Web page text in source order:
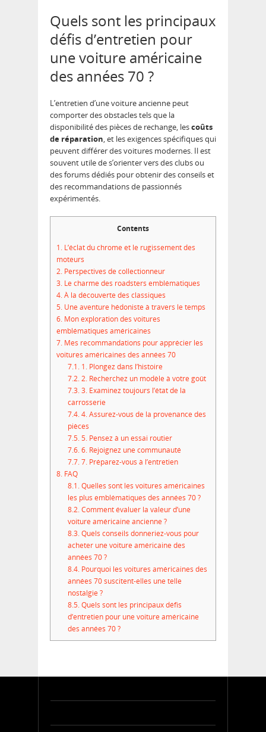
Quels sont les principaux
défis d’entretien pour
une voiture américaine
des années 70 ?
L’entretien d’une voiture ancienne peut
comporter des obstacles tels que la
disponibilité des pièces de rechange, lescoûts
de réparation, et les exigences spécifiques qui
peuvent différer des voitures modernes. Il est
souvent utile de s’orienter vers des clubs ou
des forums dédiés pour obtenir des conseils et
des recommandations de passionnés
expérimentés.
Contents
1. L’éclat du chrome et le rugissement des
moteurs
2. Perspectives de collectionneur
3. Le charme des roadsters emblématiques
4.À la découverte des classiques
5. Une aventure hédoniste à travers le temps
6. Mon exploration des voitures
emblématiques américaines
7. Mes recommandations pour apprécier les
voitures américaines des années 70
7.1.1. Plongez dans l’histoire
7.2.2. Recherchez un modèle à votre goût
7.3.3. Examinez toujours l’état de la
carrosserie
7.4.4. Assurez-vous de la provenance des
pièces
7.5.5. Pensez à un essai routier
7.6.6. Rejoignez une communauté
7.7.7. Préparez-vous à l’entretien
8. FAQ
8.1.Quelles sont les voitures américaines
les plus emblématiques des années 70 ?
8.2.Comment évaluer la valeur d’une
voiture américaine ancienne ?
8.3.Quels conseils donneriez-vous pour
acheter une voiture américaine des
années 70 ?
8.4.Pourquoi les voitures américaines des
années 70 suscitent-elles une telle
nostalgie ?
8.5.Quels sont les principaux défis
d’entretien pour une voiture américaine
des années 70 ?